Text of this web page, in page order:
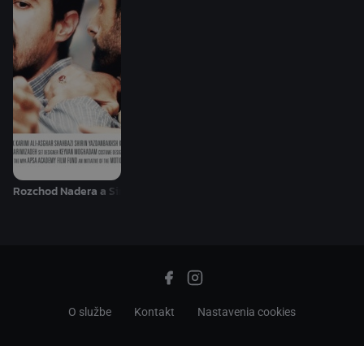
Rozchod Nadera a Simin
O službe Kontakt Nastavenia cookies